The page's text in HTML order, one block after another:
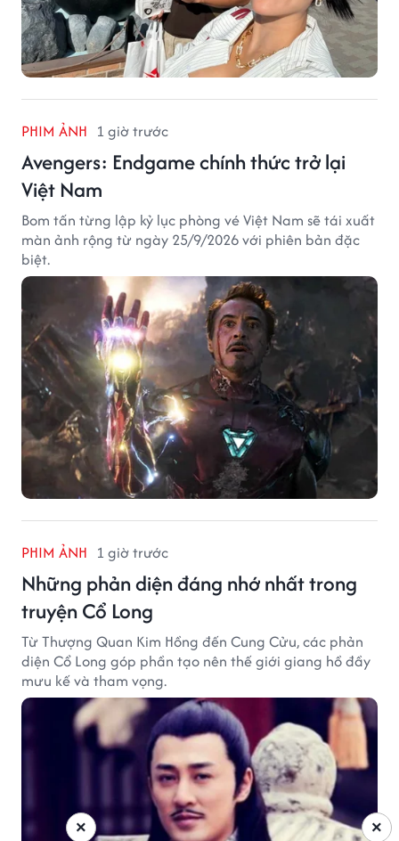
PHIM ẢNH 1 giờ trước
Avengers: Endgame chính thức trở lại
Việt Nam
Bom tấn từng lập kỷ lục phòng vé Việt Nam sẽ tái xuất
màn ảnh rộng từ ngày 25/9/2026 với phiên bản đặc
biệt.
PHIM ẢNH 1 giờ trước
Những phản diện đáng nhớ nhất trong
truyện Cổ Long
Từ Thượng Quan Kim Hồng đến Cung Cửu, các phản
diện Cổ Long góp phần tạo nên thế giới giang hồ đầy
mưu kế và tham vọng.
×
×